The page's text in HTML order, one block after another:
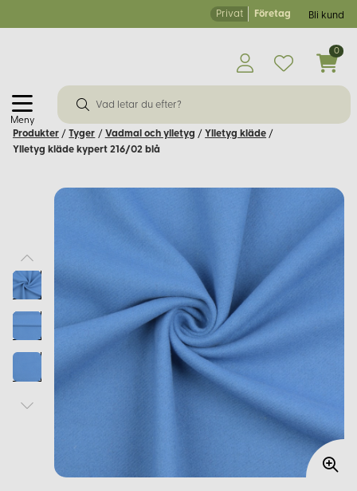
Privat Företag Bli kund
Meny
0
Produkter / Tyger / Vadmal och ylletyg / Ylletyg kläde /
Ylletyg kläde kypert 216/02 blå